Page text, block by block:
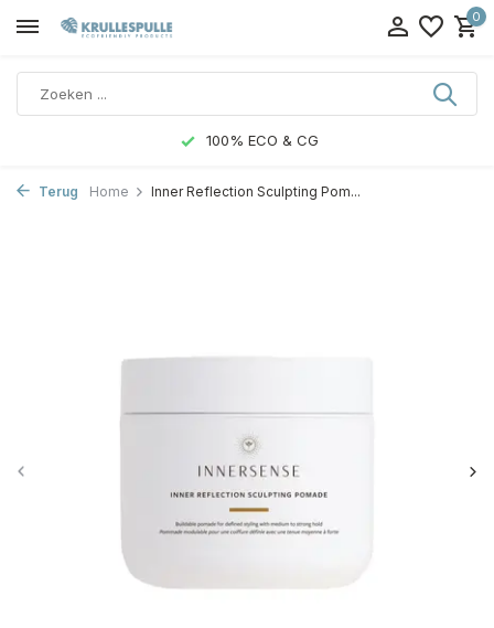
0
100% ECO & CG
Terug Home Inner Reflection Sculpting Pom...